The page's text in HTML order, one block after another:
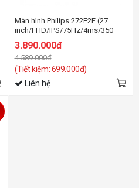
Màn hình Philips 272E2F (27
inch/FHD/IPS/75Hz/4ms/350
nits/HDMI+DP+VGA)
3.890.000đ
4.589.000đ
(Tiết kiệm: 699.000đ)
Liên hệ